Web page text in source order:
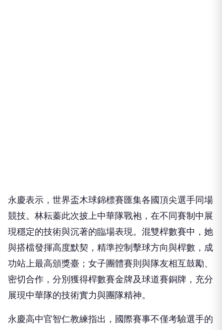
永慶表示，世界盃木球錦標賽匯集各國頂尖選手同場
競技。林耘蓁此次披上中華隊戰袍，在不同賽制中展
現穩定的技術與沉著的臨場表現。混雙桿數賽中，她
與搭檔發揮高度默契，精準控制擊球方向與桿數，成
功站上最高頒獎臺；女子團體賽則與隊友相互鼓勵、
密切合作，分別獲得桿數賽金牌及球道賽銅牌，充分
展現中華隊的技術實力與團隊精神。
永慶高中官智仁教練指出，國際賽事不僅考驗選手的